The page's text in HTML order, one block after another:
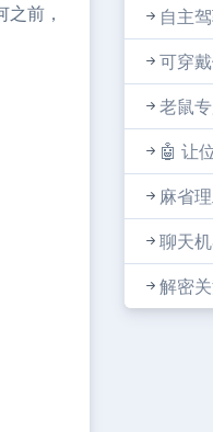
前，
自主
可穿
老鼠
🤖 让
麻省
聊天
解密